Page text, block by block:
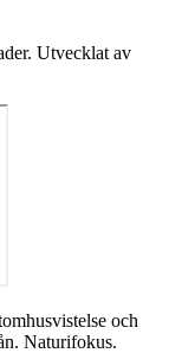
Utvecklat av
och
Naturifokus.